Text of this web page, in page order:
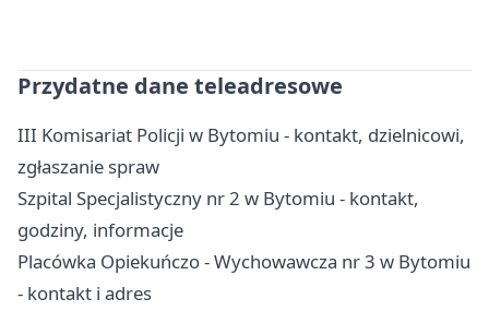
Przydatne dane teleadresowe
III Komisariat Policji w Bytomiu - kontakt, dzielnicowi,
zgłaszanie spraw
Szpital Specjalistyczny nr 2 w Bytomiu - kontakt,
godziny, informacje
Placówka Opiekuńczo - Wychowawcza nr 3 w Bytomiu
- kontakt i adres